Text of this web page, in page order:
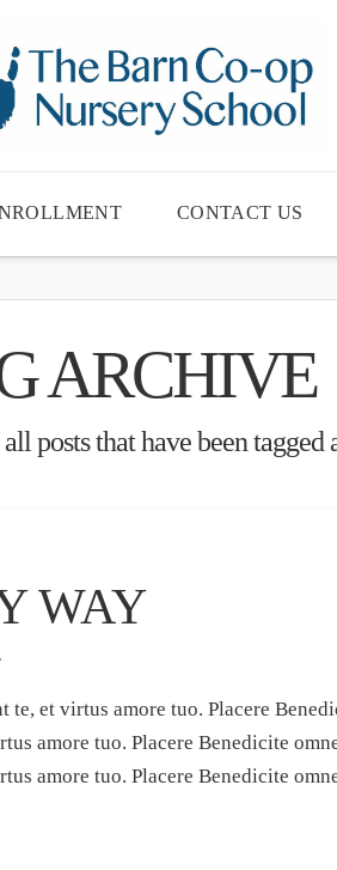
CONTACT US
ARCHIVE
posts that have been tagged
WAY
te, et virtus amore tuo. Placere
amore tuo. Placere Benedicite
amore tuo. Placere Benedicite